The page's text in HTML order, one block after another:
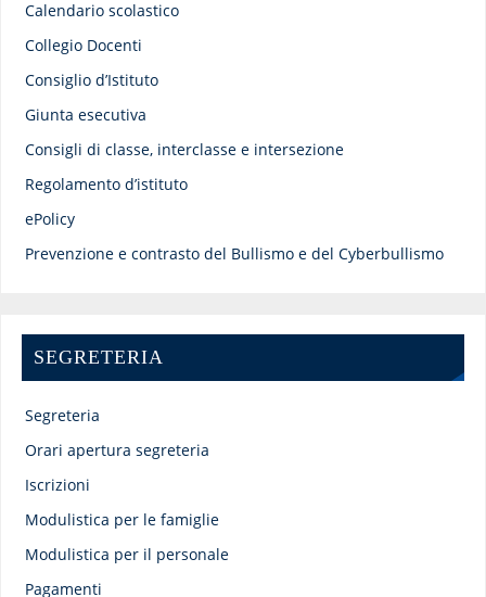
Calendario scolastico
Collegio Docenti
Consiglio d’Istituto
Giunta esecutiva
Consigli di classe, interclasse e intersezione
Regolamento d’istituto
ePolicy
Prevenzione e contrasto del Bullismo e del Cyberbullismo
SEGRETERIA
Segreteria
Orari apertura segreteria
Iscrizioni
Modulistica per le famiglie
Modulistica per il personale
Pagamenti